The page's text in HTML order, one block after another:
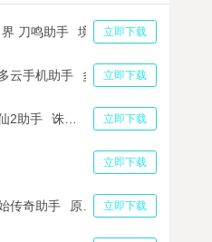
立即下载
立即下载
多多云手机助手
立即下载
立即下载
三国志战略版助手
立即下载